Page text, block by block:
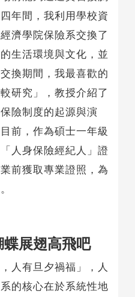
年間，我利用學校資
濟學院保險系交換了
生活環境與文化，並
換期間，我最喜歡的
研究」，教授介紹了
險制度的起源與演
前，作為碩士一年級
人身保險經紀人」證
前獲取專業證照，為
展翅高飛吧
有旦夕禍福」，人
的核心在於系統性地